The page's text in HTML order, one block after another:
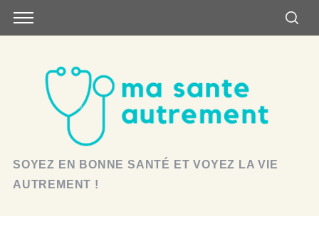
SOYEZ EN BONNE SANTÉ ET VOYEZ LA VIE
AUTREMENT !